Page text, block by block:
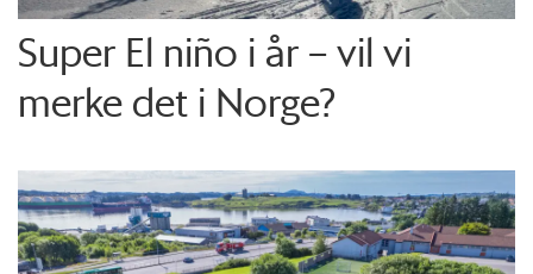
Super El niño i år – vil vi
merke det i Norge?